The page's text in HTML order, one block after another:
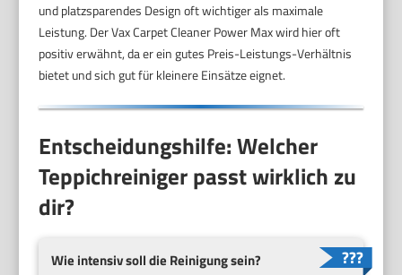
und platzsparendes Design oft wichtiger als maximale
Leistung. Der Vax Carpet Cleaner Power Max wird hier oft
positiv erwähnt, da er ein gutes Preis-Leistungs-Verhältnis
bietet und sich gut für kleinere Einsätze eignet.
Entscheidungshilfe: Welcher
Teppichreiniger passt wirklich zu
dir?
Wie intensiv soll die Reinigung sein?